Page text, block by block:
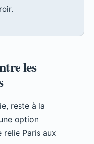
les
reste à la
option
relie Paris aux